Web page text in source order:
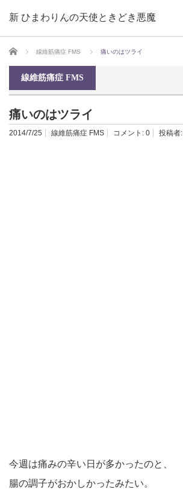
新 ひまわりんの天使ときどき悪魔
ホーム 線維筋痛症 FMS 痛いのはツライ
線維筋痛症 FMS
痛いのはツライ
2014/7/25 線維筋痛症 FMS コメント: 0 投稿者:
今週は痛みの辛い日が多かったのと、
腸の調子がおかしかったみたい。